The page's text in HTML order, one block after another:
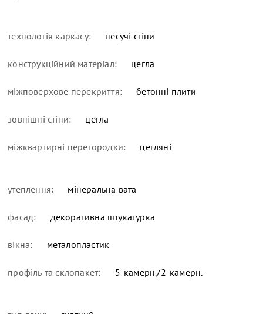
технологія каркасу: несучі стіни
конструкційний матеріал: цегла
міжповерхове перекриття: бетонні плити
зовнішні стіни: цегла
міжквартирні перегородки: цегляні
утеплення: мінеральна вата
фасад: декоративна штукатурка
вікна: металопластик
профіль та склопакет: 5-камерн./2-камерн.